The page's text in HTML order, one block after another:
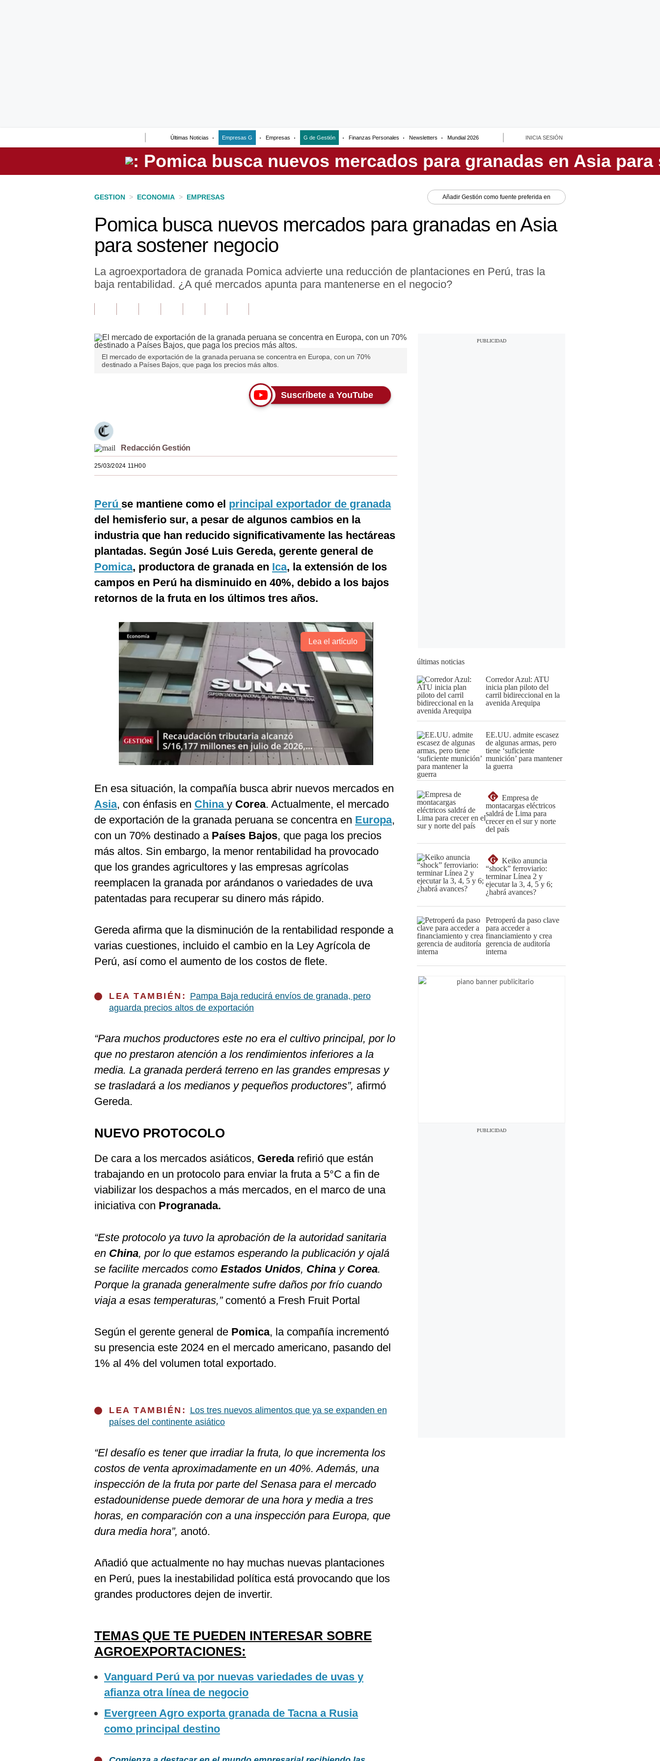
Últimas Noticias Empresas G Empresas G de Gestión Finanzas Personales Newsletters Mundial 2026 INICIA SESIÓN
Perú
GESTION > ECONOMIA > EMPRESAS Añadir Gestión como fuente preferida en
Pomica busca nuevos mercados para granadas en Asia
para sostener negocio
La agroexportadora de granada Pomica advierte una reducción de plantaciones en Perú, tras la
baja rentabilidad. ¿A qué mercados apunta para mantenerse en el negocio?
El mercado de exportación de la granada peruana se concentra en Europa, con un 70%
destinado a Países Bajos, que paga los precios más altos.
Suscríbete a YouTube
Redacción Gestión
25/03/2024 11H00
Perú se mantiene como el principal exportador de granada
del hemisferio sur, a pesar de algunos cambios en la
industria que han reducido significativamente las hectáreas
plantadas. Según José Luis Gereda, gerente general de
Pomica, productora de granada en Ica, la extensión de los
campos en Perú ha disminuido en 40%, debido a los bajos
retornos de la fruta en los últimos tres años.
Lea el artículo
En esa situación, la compañía busca abrir nuevos mercados en
Asia, con énfasis en China y Corea. Actualmente, el mercado
de exportación de la granada peruana se concentra en Europa,
con un 70% destinado a Países Bajos, que paga los precios
más altos. Sin embargo, la menor rentabilidad ha provocado
que los grandes agricultores y las empresas agrícolas
reemplacen la granada por arándanos o variedades de uva
patentadas para recuperar su dinero más rápido.
Gereda afirma que la disminución de la rentabilidad responde a
varias cuestiones, incluido el cambio en la Ley Agrícola de
Perú, así como el aumento de los costos de flete.
LEA TAMBIÉN: Pampa Baja reducirá envíos de granada, pero
aguarda precios altos de exportación
“Para muchos productores este no era el cultivo principal, por lo
que no prestaron atención a los rendimientos inferiores a la
media. La granada perderá terreno en las grandes empresas y
se trasladará a los medianos y pequeños productores”, afirmó
Gereda.
NUEVO PROTOCOLO
De cara a los mercados asiáticos, Gereda refirió que están
trabajando en un protocolo para enviar la fruta a 5°C a fin de
viabilizar los despachos a más mercados, en el marco de una
iniciativa con Progranada.
“Este protocolo ya tuvo la aprobación de la autoridad sanitaria
en China, por lo que estamos esperando la publicación y ojalá
se facilite mercados como Estados Unidos, China y Corea.
Porque la granada generalmente sufre daños por frío cuando
viaja a esas temperaturas,” comentó a Fresh Fruit Portal
Según el gerente general de Pomica, la compañía incrementó
su presencia este 2024 en el mercado americano, pasando del
1% al 4% del volumen total exportado.
LEA TAMBIÉN: Los tres nuevos alimentos que ya se expanden en
países del continente asiático
“El desafío es tener que irradiar la fruta, lo que incrementa los
costos de venta aproximadamente en un 40%. Además, una
inspección de la fruta por parte del Senasa para el mercado
estadounidense puede demorar de una hora y media a tres
horas, en comparación con a una inspección para Europa, que
dura media hora”, anotó.
Añadió que actualmente no hay muchas nuevas plantaciones
en Perú, pues la inestabilidad política está provocando que los
grandes productores dejen de invertir.
TEMAS QUE TE PUEDEN INTERESAR SOBRE
AGROEXPORTACIONES:
Vanguard Perú va por nuevas variedades de uvas y
afianza otra línea de negocio
Evergreen Agro exporta granada de Tacna a Rusia
como principal destino
últimas noticias
Corredor Azul: ATU
inicia plan piloto del
carril bidireccional en la
avenida Arequipa
EE.UU. admite escasez
de algunas armas, pero
tiene ‘suficiente
munición’ para mantener
la guerra
G
Empresa de
montacargas eléctricos
saldrá de Lima para
crecer en el sur y norte
del país
G
Keiko anuncia
“shock” ferroviario:
terminar Línea 2 y
ejecutar la 3, 4, 5 y 6;
¿habrá avances?
Petroperú da paso clave
para acceder a
financiamiento y crea
gerencia de auditoría
interna